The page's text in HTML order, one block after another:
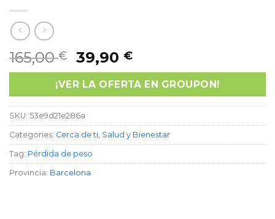
165,00€ 39,90 €
¡VER LA OFERTA EN GROUPON!
SKU: 53e9d21e286a
Categories: Cerca de ti Salud y Bienestar
Tag: Pérdida de peso
Provincia: Barcelona